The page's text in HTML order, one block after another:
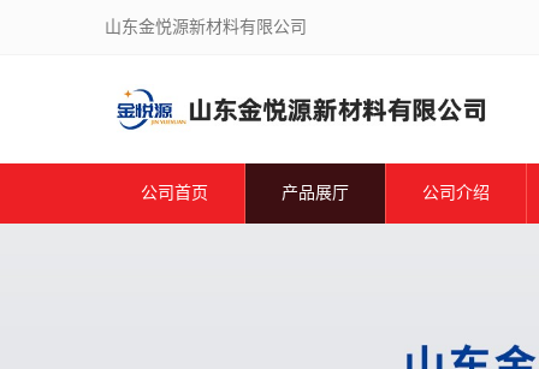
山东金悦源新材料有限公司
公司首页 产品展厅 公司介绍